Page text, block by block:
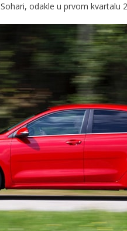
odakle u prvom kvartalu